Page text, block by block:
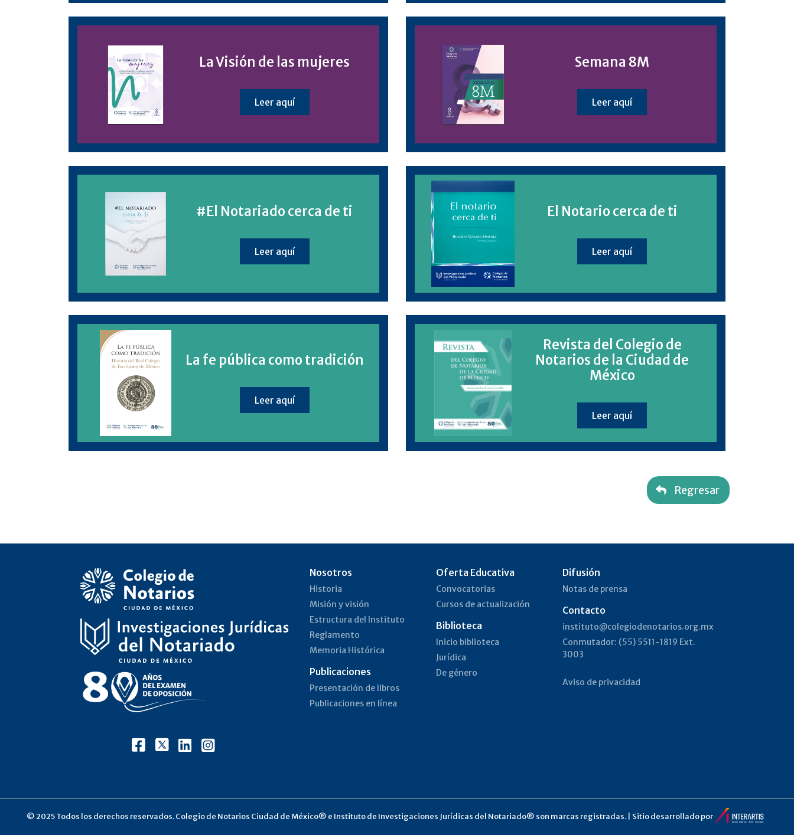
La Visión de las mujeres
Leer aquí
Semana 8M
Leer aquí
#El Notariado cerca de ti
Leer aquí
El Notario cerca de ti
Leer aquí
La fe pública como tradición
Leer aquí
Revista del Colegio de
Notarios de la Ciudad de
México
Leer aquí
Regresar
Nosotros
Historia
Misión y visión
Estructura del Instituto
Reglamento
Memoria Histórica
Publicaciones
Presentación de libros
Publicaciones en línea
Oferta Educativa
Convocatorias
Cursos de actualización
Biblioteca
Inicio biblioteca
Jurídica
De género
Difusión
Notas de prensa
Contacto
instituto@colegiodenotarios.org.mx
Conmutador: (55) 5511-1819 Ext.
3003
Aviso de privacidad
© 2025 Todos los derechos reservados. Colegio de Notarios Ciudad de México® e Instituto de Investigaciones Jurídicas del Notariado® son marcas registradas. | Sitio desarrollado por